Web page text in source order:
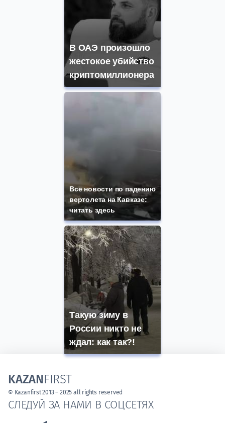
В ОАЭ произошло
жестокое убийство
криптомиллионера
Все новости по падению
вертолета на Кавказе:
читать здесь
Такую зиму в
России никто не
ждал: как так?!
СЛЕДУЙ ЗА НАМИ В СОЦСЕТЯХ
KAZANFIRST
© Kazanfirst 2013 – 2025 all rights reserved